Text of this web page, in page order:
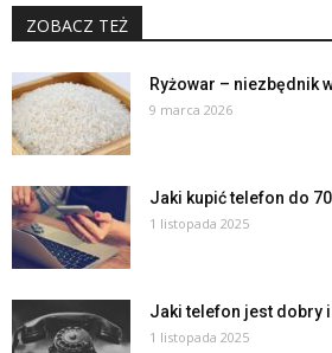
ZOBACZ TEŻ
Ryżowar – niezbędnik
9 marca 2026
Jaki kupić telefon do
1 listopada 2025
Jaki telefon jest dobry
1 listopada 2025